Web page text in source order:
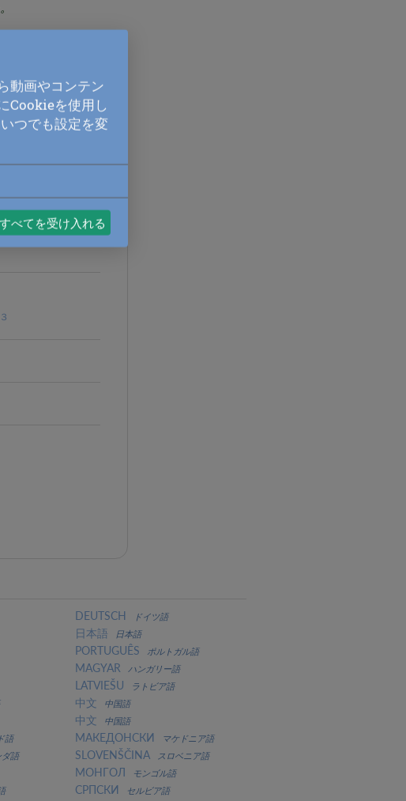
語
ダ語
DEUTSCH ドイツ語
日本語 日本語
PORTUGUÊS ポルトガル語
MAGYAR ハンガリー語
LATVIEŠU ラトビア語
中文 中国語
中文 中国語
МАКЕДОНСКИ マケドニア語
SLOVENŠČINA スロベニア語
МОНГОЛ モンゴル語
СРПСКИ セルビア語
動画やコンテン
Cookieを使用し
つでも設定を変
すべてを受け入れる